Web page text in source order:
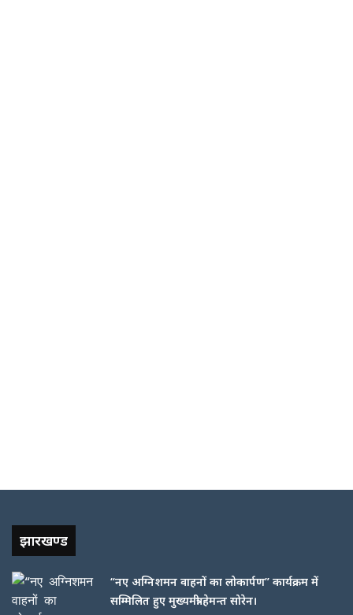
झारखण्ड
“नए अग्निशमन वाहनों का लोकार्पण” कार्यक्रम में
सम्मिलित हुए मुख्यमंत्री हेमन्त सोरेन।